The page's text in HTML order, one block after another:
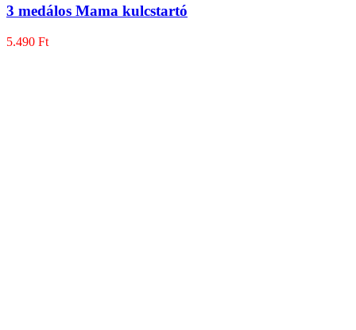
3 medálos Mama kulcstartó
5.490 Ft